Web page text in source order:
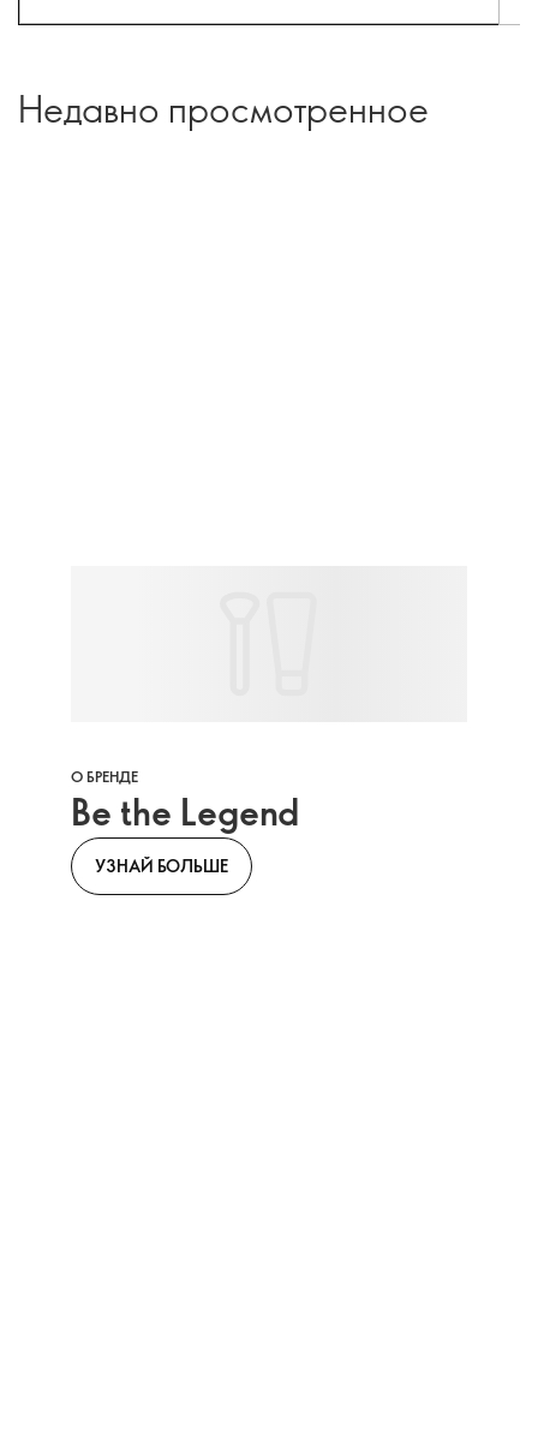
Недавно просмотренное
О БРЕНДЕ
Be the Legend
УЗНАЙ БОЛЬШЕ